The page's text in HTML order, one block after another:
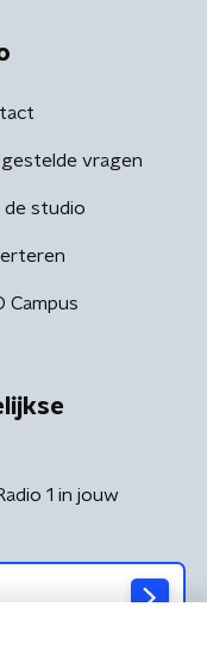
vragen
de studio
Campus
1 in jouw